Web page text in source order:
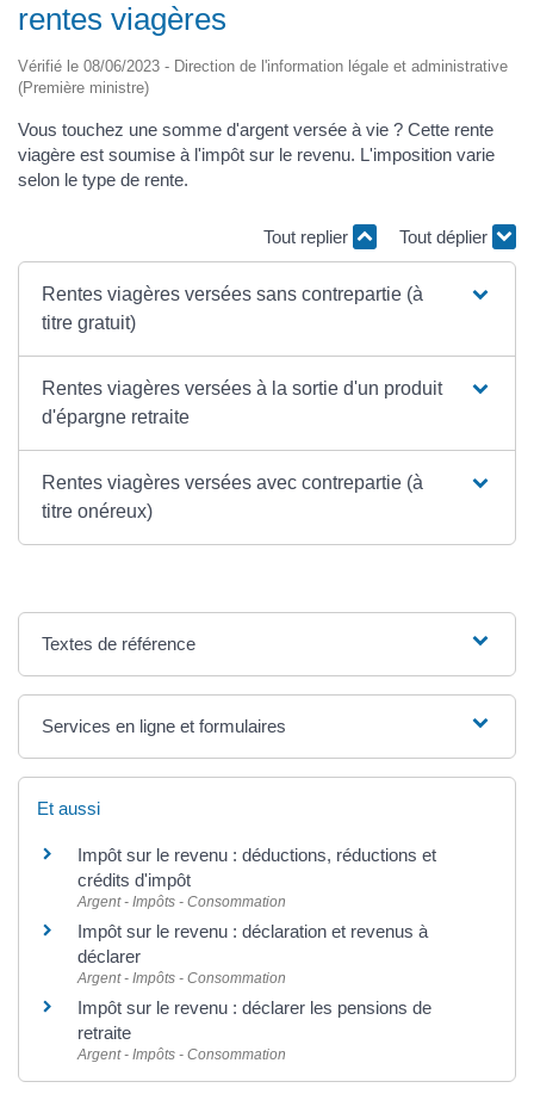
rentes viagères
Vérifié le 08/06/2023 - Direction de l'information légale et administrative
(Première ministre)
Vous touchez une somme d'argent versée à vie ? Cette rente
viagère est soumise à l'impôt sur le revenu. L'imposition varie
selon le type de rente.
Tout replier Tout déplier
Rentes viagères versées sans contrepartie (à
titre gratuit)
Rentes viagères versées à la sortie d'un produit
d'épargne retraite
Rentes viagères versées avec contrepartie (à
titre onéreux)
Textes de référence
Services en ligne et formulaires
Et aussi
Impôt sur le revenu : déductions, réductions et
crédits d'impôt
Argent - Impôts - Consommation
Impôt sur le revenu : déclaration et revenus à
déclarer
Argent - Impôts - Consommation
Impôt sur le revenu : déclarer les pensions de
retraite
Argent - Impôts - Consommation